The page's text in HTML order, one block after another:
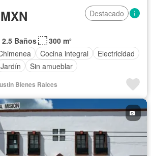
Destacado
2.5 Baños
300 m²
Cocina integral
Electricidad
Jardín Sin amueblar
Bienes Raices